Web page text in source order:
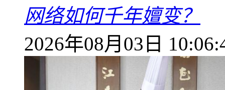
网络如何千年嬗变？
2026年08月03日